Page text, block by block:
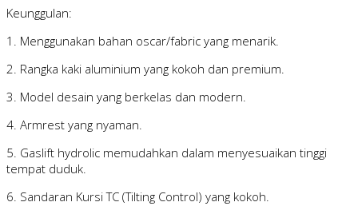
Keunggulan:
1. Menggunakan bahan oscar/fabric yang menarik.
2. Rangka kaki aluminium yang kokoh dan premium.
3. Model desain yang berkelas dan modern.
4. Armrest yang nyaman.
5. Gaslift hydrolic memudahkan dalam menyesuaikan tinggi
tempat duduk.
6. Sandaran Kursi TC (Tilting Control) yang kokoh.